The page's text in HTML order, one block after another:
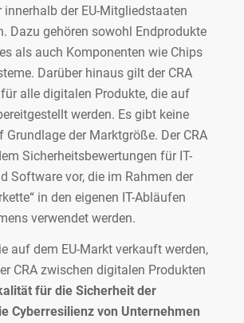
innerhalb der EU-Mitgliedstaaten
Dazu gehören sowohl Endprodukte
als auch Komponenten wie Chips
Darüber hinaus gilt der CRA
alle digitalen Produkte, die auf
werden. Es gibt keine
der Marktgröße. Der CRA
Sicherheitsbewertungen für IT-
Software vor, die im Rahmen der
in den eigenen IT-Abläufen
verwendet werden.
auf dem EU-Markt verkauft werden,
CRA zwischen digitalen Produkten
für die Sicherheit der
Cyberresilienz von Unternehmen